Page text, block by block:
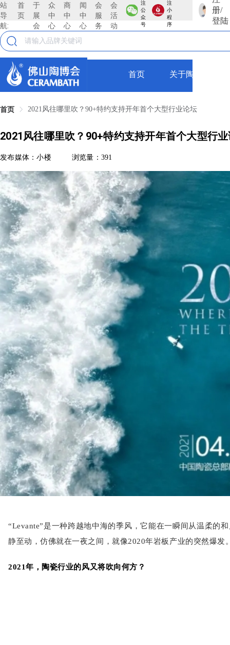
站
导
航:
首
页
于
展
会
众
中
心
商
中
心
闻
中
心
会
服
务
会
活
动
注
公
众
号
注
小
程
序
册/
登陆
首页 关于陶博会
首页 2021风往哪里吹？90+特约支持开年首个大型行业论坛
2021风往哪里吹？90+特约支持开年首个大型行
发布媒体：小楼 浏览量：391
“Levante”是一种跨越地中海的季风，它能在一瞬间从温柔的
静至动，仿佛就在一夜之间，就像2020年岩板产业的突然爆发
2021年，陶瓷行业的风又将吹向何方？